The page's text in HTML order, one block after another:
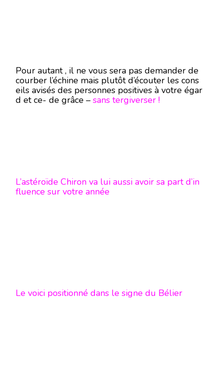
Pour autant , il ne vous sera pas demander de
courber l’échine mais plutôt d’écouter les cons
eils avisés des personnes positives à votre égar
d et ce- de grâce – sans tergiverser !
L’astéroïde Chiron va lui aussi avoir sa part d’in
fluence sur votre année
Le voici positionné dans le signe du Bélier